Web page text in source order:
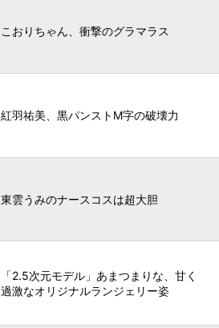
こおりちゃん、衝撃のグラマラス
紅羽祐美、黒パンストM字の破壊力
東雲うみのナースコスは超大胆
「2.5次元モデル」あまつまりな、甘く
過激なオリジナルランジェリー姿